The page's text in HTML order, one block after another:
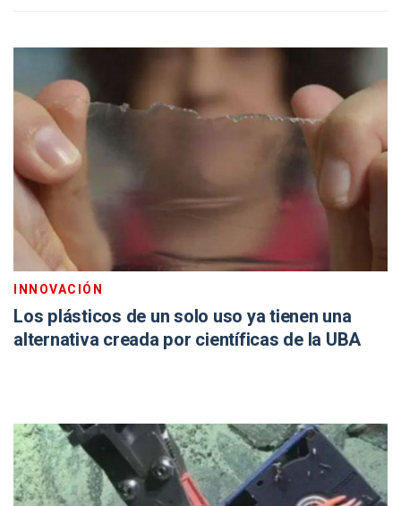
INNOVACIÓN
Los plásticos de un solo uso ya tienen una
alternativa creada por científicas de la UBA